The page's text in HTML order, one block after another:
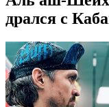
дрался с